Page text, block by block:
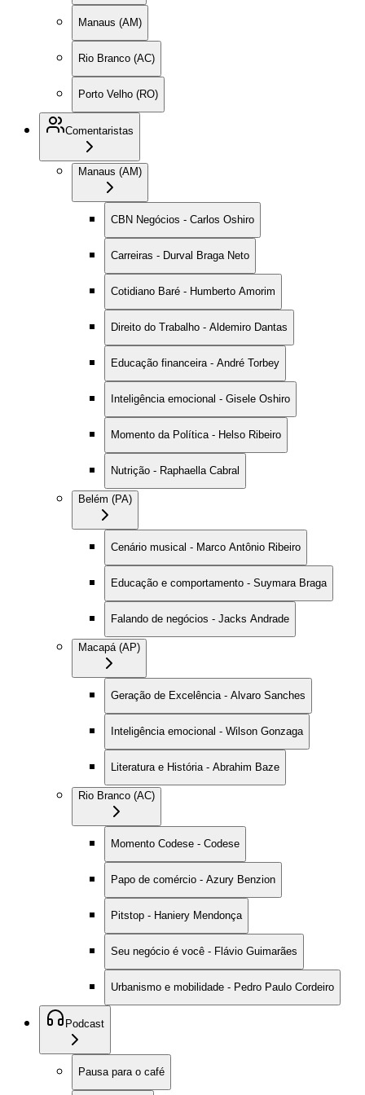
Manaus (AM)
Rio Branco (AC)
Porto Velho (RO)
Comentaristas
Manaus (AM)
CBN Negócios - Carlos Oshiro
Carreiras - Durval Braga Neto
Cotidiano Baré - Humberto Amorim
Direito do Trabalho - Aldemiro Dantas
Educação financeira - André Torbey
Inteligência emocional - Gisele Oshiro
Momento da Política - Helso Ribeiro
Nutrição - Raphaella Cabral
Belém (PA)
Cenário musical - Marco Antônio Ribeiro
Educação e comportamento - Suymara Braga
Falando de negócios - Jacks Andrade
Macapá (AP)
Geração de Excelência - Alvaro Sanches
Inteligência emocional - Wilson Gonzaga
Literatura e História - Abrahim Baze
Rio Branco (AC)
Momento Codese - Codese
Papo de comércio - Azury Benzion
Pitstop - Haniery Mendonça
Seu negócio é você - Flávio Guimarães
Urbanismo e mobilidade - Pedro Paulo Cordeiro
Podcast
Pausa para o café